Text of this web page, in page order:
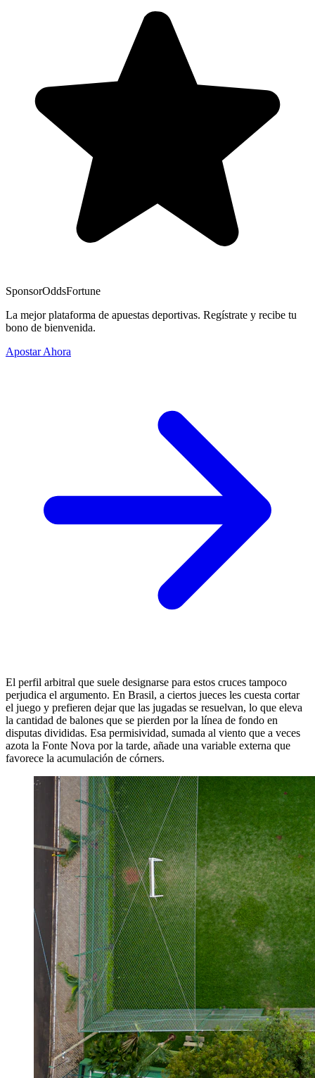
SponsorOddsFortune
La mejor plataforma de apuestas deportivas. Regístrate y recibe tu
bono de bienvenida.
Apostar Ahora
El perfil arbitral que suele designarse para estos cruces tampoco
perjudica el argumento. En Brasil, a ciertos jueces les cuesta cortar
el juego y prefieren dejar que las jugadas se resuelvan, lo que eleva
la cantidad de balones que se pierden por la línea de fondo en
disputas divididas. Esa permisividad, sumada al viento que a veces
azota la Fonte Nova por la tarde, añade una variable externa que
favorece la acumulación de córners.